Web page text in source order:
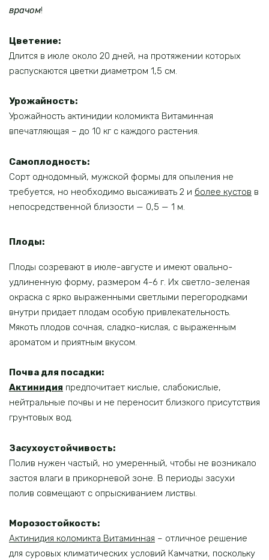
врачом!
Цветение:
Длится в июле около 20 дней, на протяжении которых
распускаются цветки диаметром 1,5 см.
Урожайность:
Урожайность актинидии коломикта Витаминная
впечатляющая – до 10 кг с каждого растения.
Самоплодность:
Сорт однодомный, мужской формы для опыления не
требуется, но необходимо высаживать 2 и более кустов в
непосредственной близости — 0,5 — 1 м.
Плоды:
Плоды созревают в июле-августе и имеют овально-
удлиненную форму, размером 4-6 г. Их светло-зеленая
окраска с ярко выраженными светлыми перегородками
внутри придает плодам особую привлекательность.
Мякоть плодов сочная, сладко-кислая, с выраженным
ароматом и приятным вкусом.
Почва для посадки:
Актинидия предпочитает кислые, слабокислые,
нейтральные почвы и не переносит близкого присутствия
грунтовых вод.
Засухоустойчивость:
Полив нужен частый, но умеренный, чтобы не возникало
застоя влаги в прикорневой зоне. В периоды засухи
полив совмещают с опрыскиванием листвы.
Морозостойкость:
Актинидия коломикта Витаминная – отличное решение
для суровых климатических условий Камчатки, поскольку